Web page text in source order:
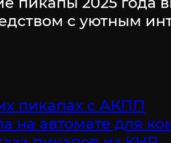
с уютным
пикапах с АКПП
на автомате для